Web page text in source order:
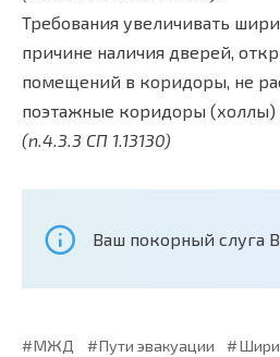
Требования увеличивать
причине наличия дверей,
помещений в коридоры, не
поэтажные коридоры
(п.4.3.3 СП 1.13130)
Ваш покорный слуга
МЖД Пути эвакуации